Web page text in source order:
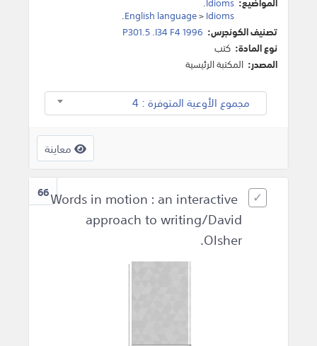
English language>Idioms
.
تصنيف الكونجرس: P301.5 .I34 F4 1996
نوع المادة: كتب
المصدر: المكتبة الرئيسية
مجموع الأوعية المتوفرة : 4
معاينة
66Words in motion : an interactive
approach to writing/David
Olsher.